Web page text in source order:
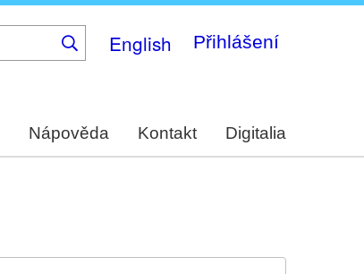
English Přihlášení
Nápověda Kontakt Digitalia